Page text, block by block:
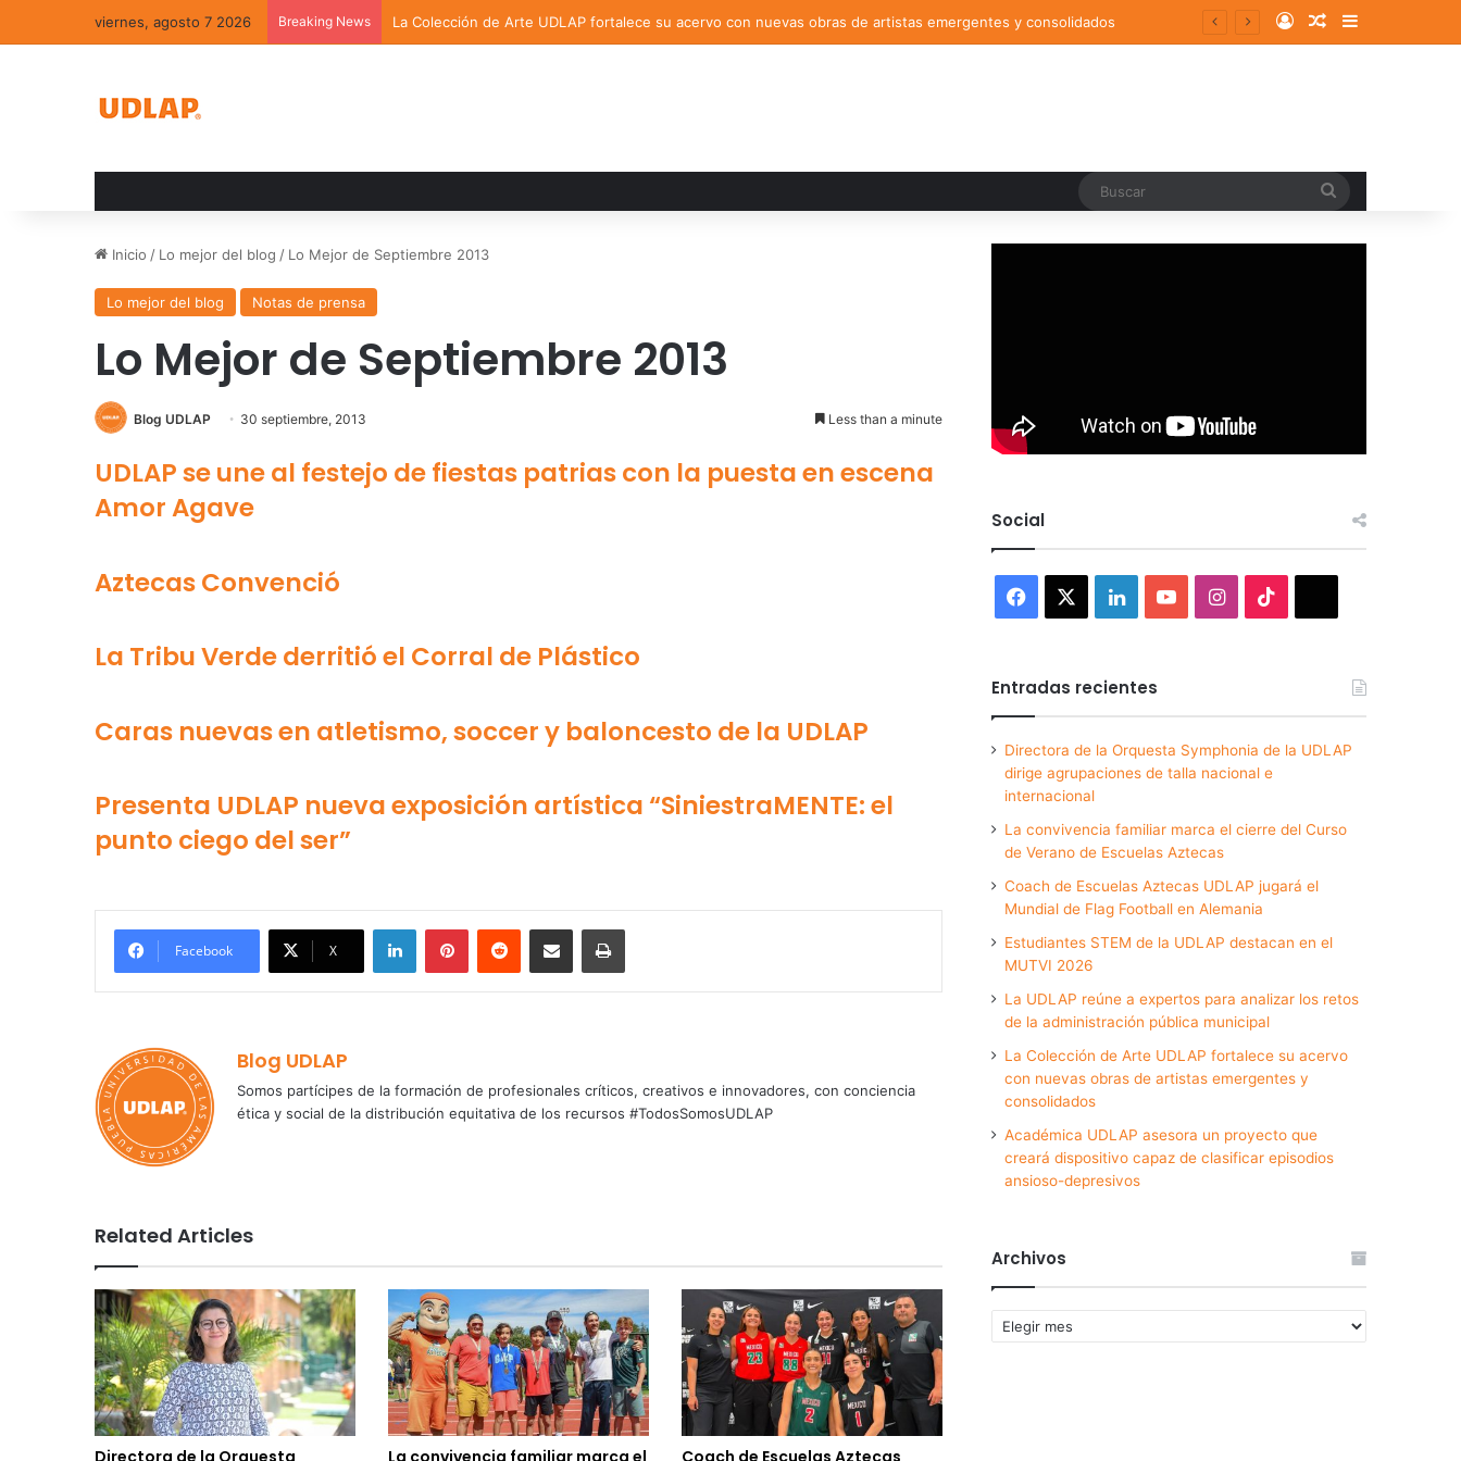
viernes, agosto 7 2026 Breaking News La Colección de Arte UDLAP fortalece su acervo con nuevas obras de artistas emergentes y consolidados Log InRandom Article
Sidebar
Inicio / Lo mejor del blog / Lo Mejor de Septiembre 2013
Lo mejor del blog Notas de prensa
Lo Mejor de Septiembre 2013
Blog UDLAP 30 septiembre, 2013 Less than a minute
UDLAP se une al festejo de fiestas patrias con la puesta en escena
Amor Agave
Aztecas Convenció
La Tribu Verde derritió el Corral de Plástico
Caras nuevas en atletismo, soccer y baloncesto de la UDLAP
Presenta UDLAP nueva exposición artística “SiniestraMENTE: el
punto ciego del ser”
Facebook X
LinkedInPinterestReddit Share via Email Print
Blog UDLAP
Somos partícipes de la formación de profesionales críticos, creativos e innovadores, con conciencia
ética y social de la distribución equitativa de los recursos #TodosSomosUDLAP
Related Articles
Social
Facebook LinkedInYouTubeInstagram
Entradas recientes
Directora de la Orquesta Symphonia de la UDLAP
dirige agrupaciones de talla nacional e
internacional
La convivencia familiar marca el cierre del Curso
de Verano de Escuelas Aztecas
Coach de Escuelas Aztecas UDLAP jugará el
Mundial de Flag Football en Alemania
Estudiantes STEM de la UDLAP destacan en el
MUTVI 2026
La UDLAP reúne a expertos para analizar los retos
de la administración pública municipal
La Colección de Arte UDLAP fortalece su acervo
con nuevas obras de artistas emergentes y
consolidados
Académica UDLAP asesora un proyecto que
creará dispositivo capaz de clasificar episodios
ansioso-depresivos
Archivos
Archivos